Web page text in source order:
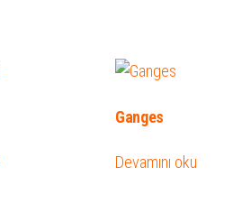
Ganges
Devamını oku